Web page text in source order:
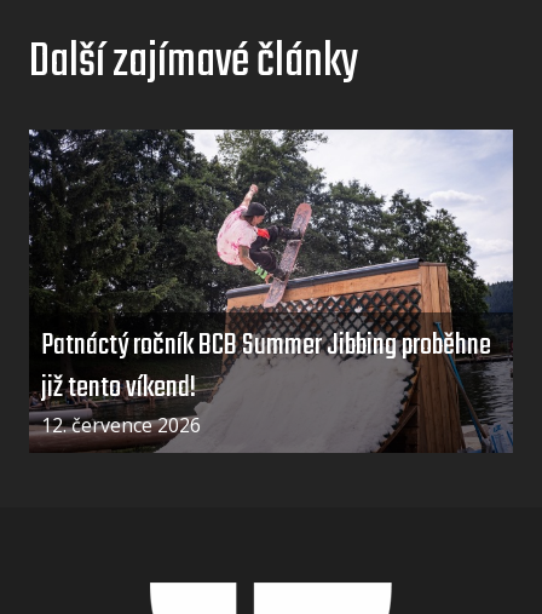
Další zajímavé články
Patnáctý ročník BCB Summer Jibbing proběhne
již tento víkend!
12. července 2026